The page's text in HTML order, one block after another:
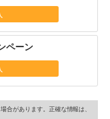
ペーン
合があります。正確な情報は、